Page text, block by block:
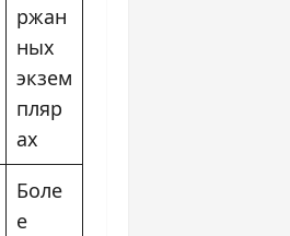
ржан
ных
экзем
пляр
ах
Боле
е